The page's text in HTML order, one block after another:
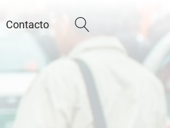
Contacto